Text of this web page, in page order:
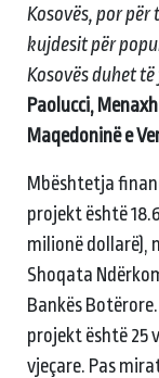
Kosovës, por
kujdesit për
Kosovës duhet
Paolucci,
Maqedoninë e
Mbështetja
projekt është
milionë dollarë),
Shoqata
Bankës
projekt është 25
vjeçare. Pas